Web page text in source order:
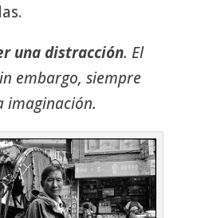
una distracción. El
embargo, siempre
imaginación.